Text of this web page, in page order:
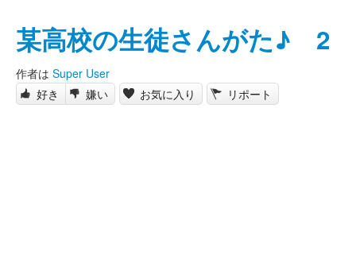
某高校の生徒さんがた♪ 2
作者は Super User
好き
嫌い お気に入り リポート